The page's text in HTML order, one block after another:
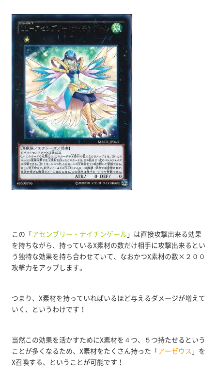
この「アセンブリー・ナイチンゲール」は直接攻撃出来る効果
を持ちながら、持っているX素材の数だけ相手に攻撃出来るとい
う独特な効果を持ち合わせていて、なおかつX素材の数×２００
攻撃力をアップします。
つまり、X素材を持っていればいるほど与えるダメージが増えて
いく、というわけです！
当然この効果を活かすためにX素材を４つ、５つ持たせるという
ことが多くなるため、X素材をたくさん持った「アーゼウス 」を
X召喚する、ということが可能です！